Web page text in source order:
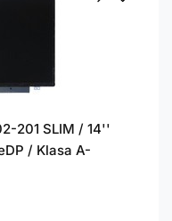
201 SLIM / 14''
/ Klasa A-